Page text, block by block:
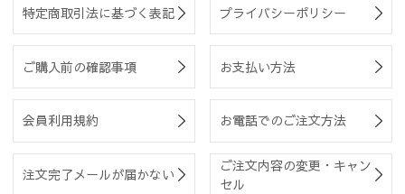
特定商取引法に基づく表記 プライバシーポリシー
ご購入前の確認事項 お支払い方法
会員利用規約 お電話でのご注文方法
注文完了メールが届かない
ご注文内容の変更・キャン
セル